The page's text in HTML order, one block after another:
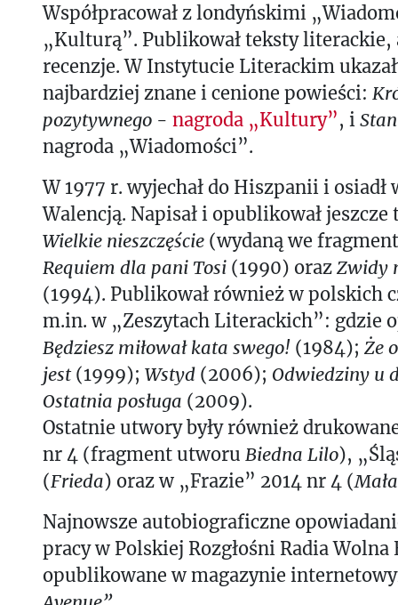
Współpracował z londyńskimi
„Kulturą”. Publikował teksty literackie,
recenzje. W Instytucie Literackim
najbardziej znane i cenione powieści:
pozytywnego - nagroda „Kultury”, i
nagroda „Wiadomości”.
W 1977 r. wyjechał do Hiszpanii i osiadł
Walencją. Napisał i opublikował
Wielkie nieszczęście (wydaną we
Requiem dla pani Tosi (1990) oraz Zwidy
(1994). Publikował również w polskich
m.in. w „Zeszytach Literackich”: gdzie
Będziesz miłował kata swego! (1984); Że
jest(1999); Wstyd (2006); Odwiedziny u
Ostatnia posługa (2009).
Ostatnie utwory były również
nr 4 (fragment utworu Biedna Lilo),
(Frieda) oraz w „Frazie” 2014 nr 4 (
Najnowsze autobiograficzne
pracy w Polskiej Rozgłośni Radia Wolna
opublikowane w magazynie